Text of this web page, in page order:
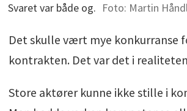
Svaret var både og. Foto: Martin
Det skulle vært mye konkurranse
kontrakten. Det var det i
Store aktører kunne ikke stille i